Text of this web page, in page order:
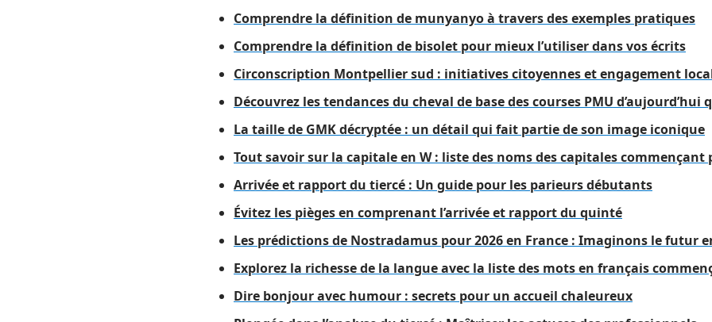
Comprendre la définition de munyanyo à travers des exemples pratiques
Comprendre la définition de bisolet pour mieux l’utiliser dans vos écrits
Circonscription Montpellier sud : initiatives citoyennes et engagement
Découvrez les tendances du cheval de base des courses PMU
La taille de GMK décryptée : un détail qui fait partie de son image iconique
Tout savoir sur la capitale en W : liste des noms des capitales commençant
Arrivée et rapport du tiercé : Un guide pour les parieurs débutants
Évitez les pièges en comprenant l’arrivée et rapport du quinté
Les prédictions de Nostradamus pour 2026 en France : Imaginons le futur
Explorez la richesse de la langue avec la liste des mots en français
Dire bonjour avec humour : secrets pour un accueil chaleureux